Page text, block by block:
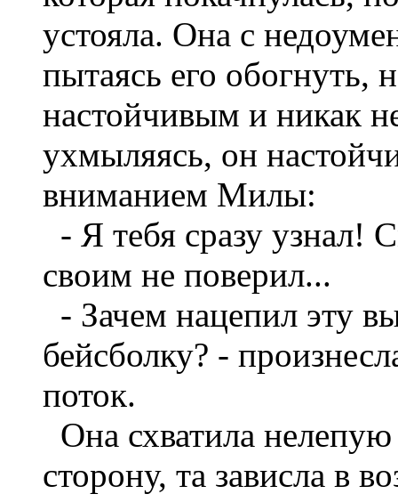
устояла. Она с
пытаясь его обогнуть,
настойчивым и никак
ухмыляясь, он
вниманием Милы:
- Я тебя сразу узнал!
своим не поверил...
- Зачем нацепил эту
бейсболку? -
поток.
Она схватила
сторону, та зависла в